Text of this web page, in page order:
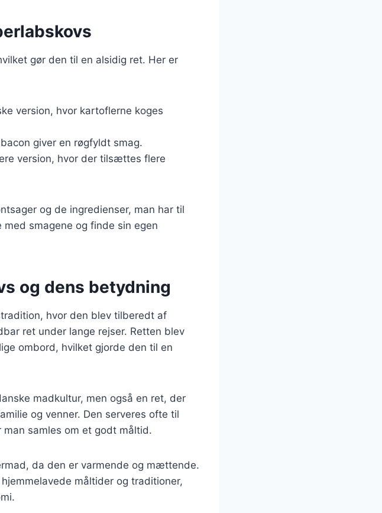
gør den til en alsidig ret. Her er
version, hvor kartoflerne koges
giver en røgfyldt smag.
version, hvor der tilsættes flere
og de ingredienser, man har til
smagene og finde sin egen
og dens betydning
hvor den blev tilberedt af
ret under lange rejser. Retten blev
ombord, hvilket gjorde den til en
madkultur, men også en ret, der
og venner. Den serveres ofte til
samles om et godt måltid.
da den er varmende og mættende.
måltider og traditioner,